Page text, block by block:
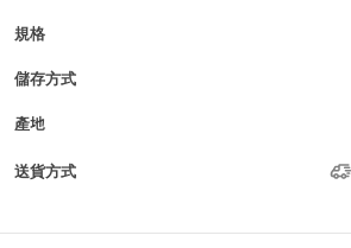
規格
儲存方式
產地
送貨方式